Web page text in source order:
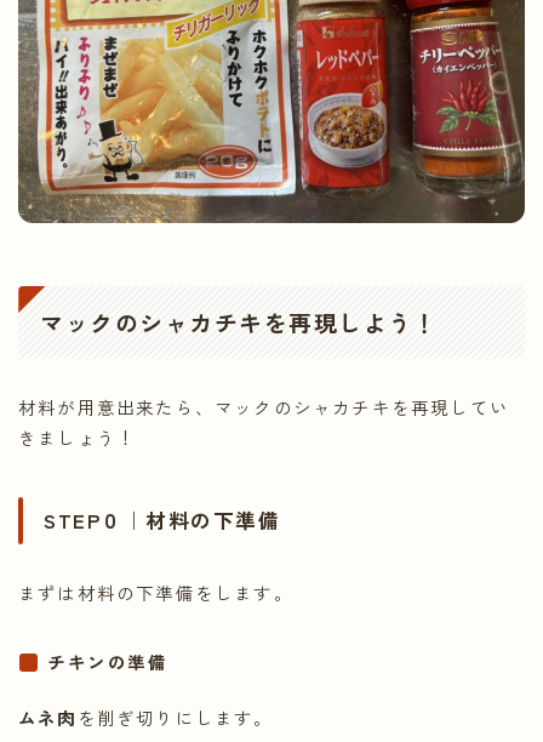
マックのシャカチキを再現しよう！
材料が用意出来たら、マックのシャカチキを再現してい
きましょう！
STEP０｜材料の下準備
まずは材料の下準備をします。
チキンの準備
ムネ肉 を削ぎ切りにします。